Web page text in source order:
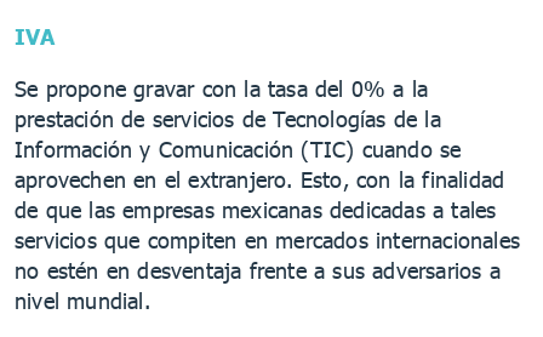
IVA
Se propone gravar con la tasa del 0% a la
prestación de servicios de Tecnologías de la
Información y Comunicación (TIC) cuando se
aprovechen en el extranjero. Esto, con la finalidad
de que las empresas mexicanas dedicadas a tales
servicios que compiten en mercados internacionales
no estén en desventaja frente a sus adversarios a
nivel mundial.